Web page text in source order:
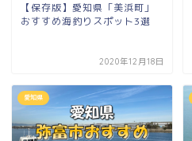
【保存版】愛知県「美浜町」
おすすめ海釣りスポット3選
2020年12月18日
愛知県